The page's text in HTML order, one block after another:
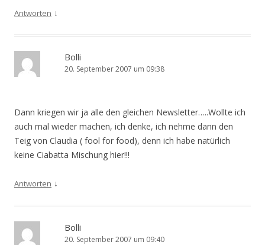
Antworten ↓
Bolli
20. September 2007 um 09:38
Dann kriegen wir ja alle den gleichen Newsletter…..Wollte ich
auch mal wieder machen, ich denke, ich nehme dann den
Teig von Claudia ( fool for food), denn ich habe natürlich
keine Ciabatta Mischung hier!!!
Antworten ↓
Bolli
20. September 2007 um 09:40